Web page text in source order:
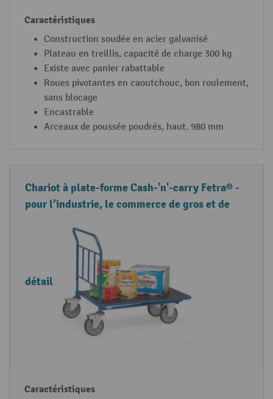
q
e
s
Construction soudée en acier galvanisé
Plateau en treillis, capacité de charge 300 kg
Existe avec panier rabattable
Roues pivotantes en caoutchouc, bon roulement,
sans blocage
Encastrable
Arceaux de poussée poudrés, haut. 980 mm
Chariot à plate-forme Cash-'n'-carry Fetra® -
pour l’industrie, le commerce de gros et de
détail